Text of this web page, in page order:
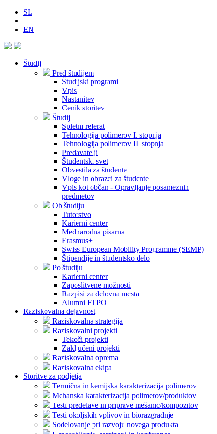
SL
|
EN
Študij
Pred študijem
Študijski programi
Vpis
Nastanitev
Cenik storitev
Študij
Spletni referat
Tehnologija polimerov I. stopnja
Tehnologija polimerov II. stopnja
Predavatelji
Študentski svet
Obvestila za študente
Vloge in obrazci za študente
Vpis kot občan - Opravljanje posameznih
predmetov
Ob študiju
Tutorstvo
Karierni center
Mednarodna pisarna
Erasmus+
Swiss European Mobility Programme (SEMP)
Štipendije in študentsko delo
Po študiju
Karierni center
Zaposlitvene možnosti
Razpisi za delovna mesta
Alumni FTPO
Raziskovalna dejavnost
Raziskovalna strategija
Raziskovalni projekti
Tekoči projekti
Zaključeni projekti
Raziskovalna oprema
Raziskovalna ekipa
Storitve za podjetja
Termična in kemijska karakterizacija polimerov
Mehanska karakterizacija polimerov/produktov
Testi predelave in priprave mešanic/kompozitov
Testi okoljskih vplivov in biorazgradnje
Sodelovanje pri razvoju novega produkta